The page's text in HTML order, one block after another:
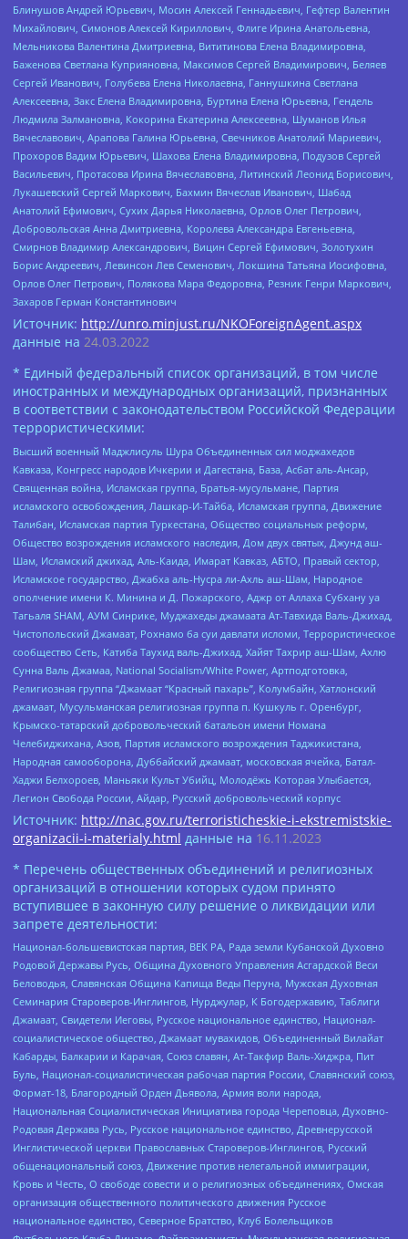
Блинушов Андрей Юрьевич, Мосин Алексей Геннадьевич, Гефтер Валентин
Михайлович, Симонов Алексей Кириллович, Флиге Ирина Анатольевна,
Мельникова Валентина Дмитриевна, Вититинова Елена Владимировна,
Баженова Светлана Куприяновна, Максимов Сергей Владимирович, Беляев
Сергей Иванович, Голубева Елена Николаевна, Ганнушкина Светлана
Алексеевна, Закс Елена Владимировна, Буртина Елена Юрьевна, Гендель
Людмила Залмановна, Кокорина Екатерина Алексеевна, Шуманов Илья
Вячеславович, Арапова Галина Юрьевна, Свечников Анатолий Мариевич,
Прохоров Вадим Юрьевич, Шахова Елена Владимировна, Подузов Сергей
Васильевич, Протасова Ирина Вячеславовна, Литинский Леонид Борисович,
Лукашевский Сергей Маркович, Бахмин Вячеслав Иванович, Шабад
Анатолий Ефимович, Сухих Дарья Николаевна, Орлов Олег Петрович,
Добровольская Анна Дмитриевна, Королева Александра Евгеньевна,
Смирнов Владимир Александрович, Вицин Сергей Ефимович, Золотухин
Борис Андреевич, Левинсон Лев Семенович, Локшина Татьяна Иосифовна,
Орлов Олег Петрович, Полякова Мара Федоровна, Резник Генри Маркович,
Захаров Герман Константинович
Источник: http://unro.minjust.ru/NKOForeignAgent.aspx
данные на 24.03.2022
* Единый федеральный список организаций, в том числе
иностранных и международных организаций, признанных
в соответствии с законодательством Российской Федерации
террористическими:
Высший военный Маджлисуль Шура Объединенных сил моджахедов
Кавказа, Конгресс народов Ичкерии и Дагестана, База, Асбат аль-Ансар,
Священная война, Исламская группа, Братья-мусульмане, Партия
исламского освобождения, Лашкар-И-Тайба, Исламская группа, Движение
Талибан, Исламская партия Туркестана, Общество социальных реформ,
Общество возрождения исламского наследия, Дом двух святых, Джунд аш-
Шам, Исламский джихад, Аль-Каида, Имарат Кавказ, АБТО, Правый сектор,
Исламское государство, Джабха аль-Нусра ли-Ахль аш-Шам, Народное
ополчение имени К. Минина и Д. Пожарского, Аджр от Аллаха Субхану уа
Тагьаля SHAM, АУМ Синрике, Муджахеды джамаата Ат-Тавхида Валь-Джихад,
Чистопольский Джамаат, Рохнамо ба суи давлати исломи, Террористическое
сообщество Сеть, Катиба Таухид валь-Джихад, Хайят Тахрир аш-Шам, Ахлю
Сунна Валь Джамаа, National Socialism/White Power, Артподготовка,
Религиозная группа “Джамаат “Красный пахарь”, Колумбайн, Хатлонский
джамаат, Мусульманская религиозная группа п. Кушкуль г. Оренбург,
Крымско-татарский добровольческий батальон имени Номана
Челебиджихана, Азов, Партия исламского возрождения Таджикистана,
Народная самооборона, Дуббайский джамаат, московская ячейка, Батал-
Хаджи Белхороев, Маньяки Культ Убийц, Молодёжь Которая Улыбается,
Легион Свобода России, Айдар, Русский добровольческий корпус
Источник: http://nac.gov.ru/terroristicheskie-i-ekstremistskie-
organizacii-i-materialy.html данные на 16.11.2023
* Перечень общественных объединений и религиозных
организаций в отношении которых судом принято
вступившее в законную силу решение о ликвидации или
запрете деятельности:
Национал-большевистская партия, ВЕК РА, Рада земли Кубанской Духовно
Родовой Державы Русь, Община Духовного Управления Асгардской Веси
Беловодья, Славянская Община Капища Веды Перуна, Мужская Духовная
Семинария Староверов-Инглингов, Нурджулар, К Богодержавию, Таблиги
Джамаат, Свидетели Иеговы, Русское национальное единство, Национал-
социалистическое общество, Джамаат мувахидов, Объединенный Вилайат
Кабарды, Балкарии и Карачая, Союз славян, Ат-Такфир Валь-Хиджра, Пит
Буль, Национал-социалистическая рабочая партия России, Славянский союз,
Формат-18, Благородный Орден Дьявола, Армия воли народа,
Национальная Социалистическая Инициатива города Череповца, Духовно-
Родовая Держава Русь, Русское национальное единство, Древнерусской
Инглистической церкви Православных Староверов-Инглингов, Русский
общенациональный союз, Движение против нелегальной иммиграции,
Кровь и Честь, О свободе совести и о религиозных объединениях, Омская
организация общественного политического движения Русское
национальное единство, Северное Братство, Клуб Болельщиков